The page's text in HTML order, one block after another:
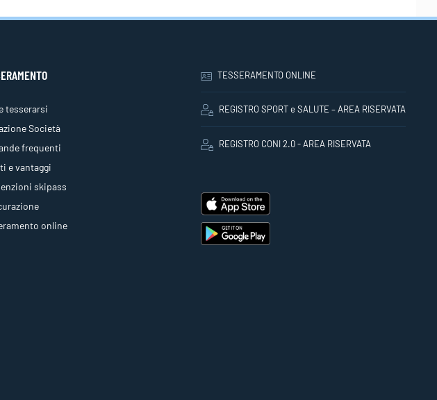
tesserarsi
Società
frequenti
e vantaggi
skipass
online
TESSERAMENTO ONLINE
REGISTRO SPORT e SALUTE – AREA RISERVATA
REGISTRO CONI 2.0 - AREA RISERVATA